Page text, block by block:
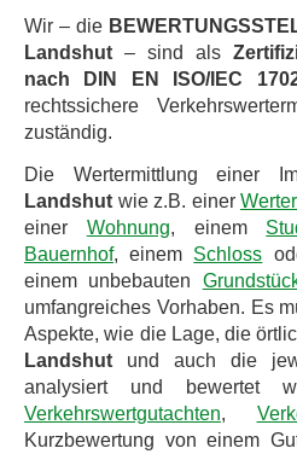
Wir – die
Landshut – sind als
nach DIN EN ISO/IEC
rechtssichere
zuständig.
Die Wertermittlung einer
Landshut wie z.B. einer
einer Wohnung, einem
Bauernhof, einem Schloss
einem unbebauten
umfangreiches Vorhaben. Es
Aspekte, wie die Lage, die
Landshut und auch die
analysiert und bewertet
Verkehrswertgutachten,
Kurzbewertung von einem